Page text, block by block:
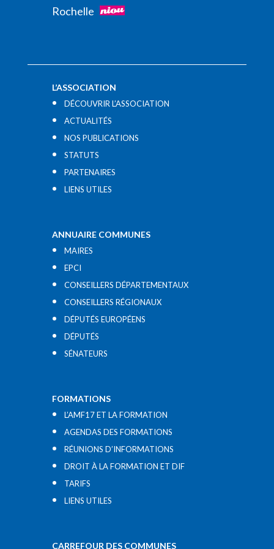
Rochelle
L’ASSOCIATION
DÉCOUVRIR L’ASSOCIATION
ACTUALITÉS
NOS PUBLICATIONS
STATUTS
PARTENAIRES
LIENS UTILES​
ANNUAIRE COMMUNES
MAIRES
EPCI
CONSEILLERS DÉPARTEMENTAUX
CONSEILLERS RÉGIONAUX
DÉPUTÉS EUROPÉENS
DÉPUTÉS
SÉNATEURS
FORMATIONS
L’AMF17 ET LA FORMATION
AGENDAS DES FORMATIONS
RÉUNIONS D’INFORMATIONS
DROIT À LA FORMATION ET DIF
TARIFS
LIENS UTILES​
CARREFOUR DES COMMUNES